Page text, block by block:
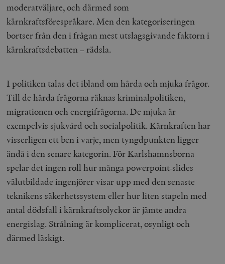
moderatväljare, och därmed som
kärnkraftsförespråkare. Men den kategoriseringen
bortser från den i frågan mest utslagsgivande faktorn i
kärnkraftsdebatten – rädsla.
I politiken talas det ibland om hårda och mjuka frågor.
Till de hårda frågorna räknas kriminalpolitiken,
migrationen och energifrågorna. De mjuka är
exempelvis sjukvård och socialpolitik. Kärnkraften har
visserligen ett ben i varje, men tyngdpunkten ligger
ändå i den senare kategorin. För Karlshamnsborna
spelar det ingen roll hur många powerpoint-slides
välutbildade ingenjörer visar upp med den senaste
teknikens säkerhetssystem eller hur liten stapeln med
antal dödsfall i kärnkraftsolyckor är jämte andra
energislag. Strålning är komplicerat, osynligt och
därmed läskigt.